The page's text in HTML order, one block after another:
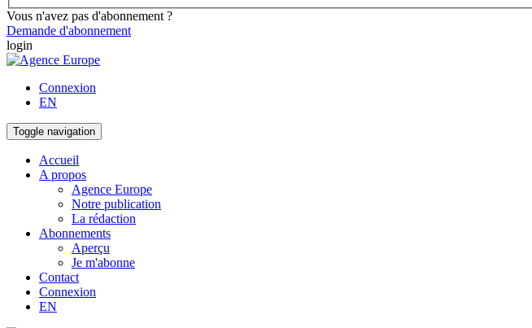
Vous n'avez pas d'abonnement ?
Demande d'abonnement
login
Connexion
EN
Toggle navigation
Accueil
A propos
Agence Europe
Notre publication
La rédaction
Abonnements
Aperçu
Je m'abonne
Contact
Connexion
EN